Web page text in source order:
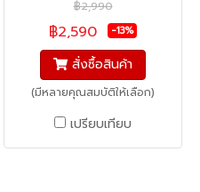
฿2,990
฿2,590 -13%
สั่งซื้อสินค้า
(มีหลายคุณสมบัติให้เลือก)
เปรียบเทียบ